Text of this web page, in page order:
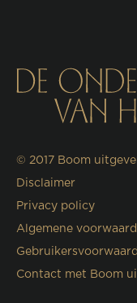
© 2017 Boom
Disclaimer
Privacy policy
Algemene
Contact met Boom